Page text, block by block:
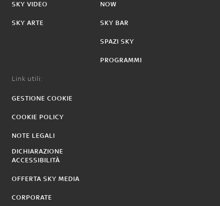
SKY VIDEO
SKY ARTE
NOW
SKY BAR
SPAZI SKY
PROGRAMMI
Link utili:
GESTIONE COOKIE
COOKIE POLICY
NOTE LEGALI
DICHIARAZIONE
ACCESSIBILITÀ
OFFERTA SKY MEDIA
CORPORATE